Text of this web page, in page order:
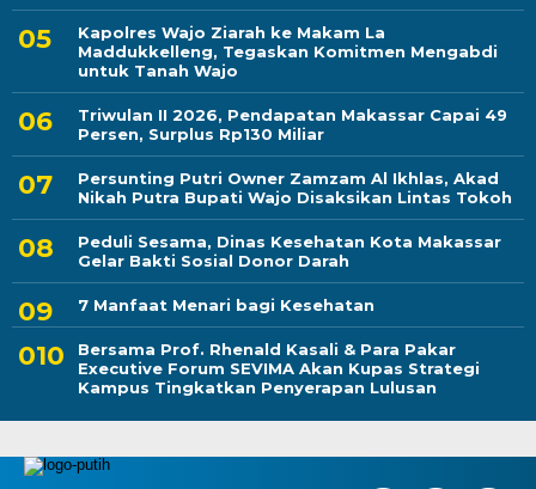
Kapolres Wajo Ziarah ke Makam La
Maddukkelleng, Tegaskan Komitmen Mengabdi
untuk Tanah Wajo
Triwulan II 2026, Pendapatan Makassar Capai 49
Persen, Surplus Rp130 Miliar
Persunting Putri Owner Zamzam Al Ikhlas, Akad
Nikah Putra Bupati Wajo Disaksikan Lintas Tokoh
Peduli Sesama, Dinas Kesehatan Kota Makassar
Gelar Bakti Sosial Donor Darah
7 Manfaat Menari bagi Kesehatan
Bersama Prof. Rhenald Kasali & Para Pakar
Executive Forum SEVIMA Akan Kupas Strategi
Kampus Tingkatkan Penyerapan Lulusan